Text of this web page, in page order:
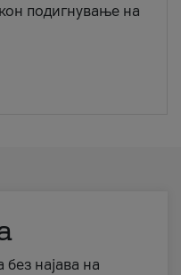
подигнување на
најава на